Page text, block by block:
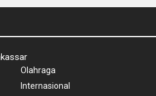
Olahraga
Internasional